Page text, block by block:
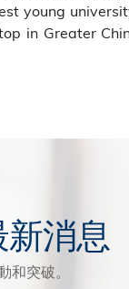
young
in Greater
消息
和突破。